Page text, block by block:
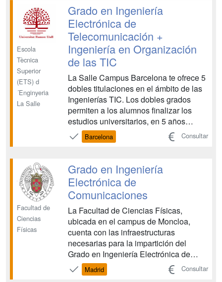
especialidades: Sistemas de
Telecomunicación, Sonido e Imagen,
Tel...
Escola
Tècnica
Superior
(ETS) d
´Enginyeria
La Salle
Grado en Ingeniería
Electrónica de
Telecomunicación +
Ingeniería en Organización
de las TIC
La Salle Campus Barcelona te ofrece 5
dobles titulaciones en el ámbito de las
Ingenierías TIC. Los dobles grados
permiten a los alumnos finalizar los
estudios universitarios, en 5 años
académicos, con dos titulaciones
oficiales de grado. El diseño de estas
alumnos cursar dos titulaciones que se
complementan y, ...
Barcelona Consultar
Facultad de
Ciencias
Físicas
Grado en Ingeniería
Electrónica de
Comunicaciones
La Facultad de Ciencias Físicas,
ubicada en el campus de Moncloa,
cuenta con las infraestructuras
necesarias para la impartición del
Grado en Ingeniería Electrónica de
Comunicaciones: biblioteca, anfiteatro,
sala de grados, aulas de asientos fijos,
Madrid Consultar